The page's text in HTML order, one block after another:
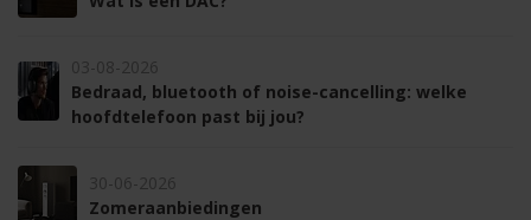
03-08-2026
Bedraad, bluetooth of noise-cancelling: welke
hoofdtelefoon past bij jou?
30-06-2026
Zomeraanbiedingen